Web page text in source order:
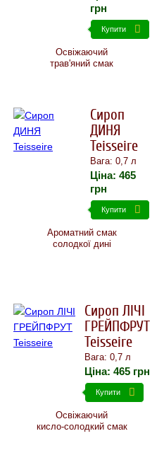
грн
Купити
Освіжаючий
трав'яний смак
Сироп
ДИНЯ
Teisseire
Вага: 0,7 л
Ціна: 465
грн
Купити
Ароматний смак
солодкої дині
Сироп ЛІЧІ
ГРЕЙПФРУТ
Teisseire
Вага: 0,7 л
Ціна: 465 грн
Купити
Освіжаючий
кисло-солодкий смак